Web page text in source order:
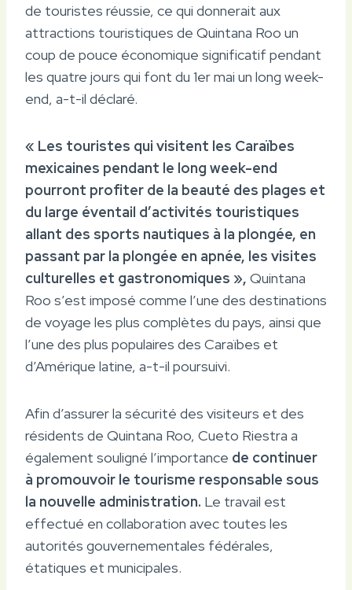
de touristes réussie, ce qui donnerait aux
attractions touristiques de Quintana Roo un
coup de pouce économique significatif pendant
les quatre jours qui font du 1er mai un long week-
end, a-t-il déclaré.
« Les touristes qui visitent les Caraïbes
mexicaines pendant le long week-end
pourront profiter de la beauté des plages et
du large éventail d’activités touristiques
allant des sports nautiques à la plongée, en
passant par la plongée en apnée, les visites
culturelles et gastronomiques », Quintana
Roo s’est imposé comme l’une des destinations
de voyage les plus complètes du pays, ainsi que
l’une des plus populaires des Caraïbes et
d’Amérique latine, a-t-il poursuivi.
Afin d’assurer la sécurité des visiteurs et des
résidents de Quintana Roo, Cueto Riestra a
également souligné l’importance de continuer
à promouvoir le tourisme responsable sous
la nouvelle administration. Le travail est
effectué en collaboration avec toutes les
autorités gouvernementales fédérales,
étatiques et municipales.